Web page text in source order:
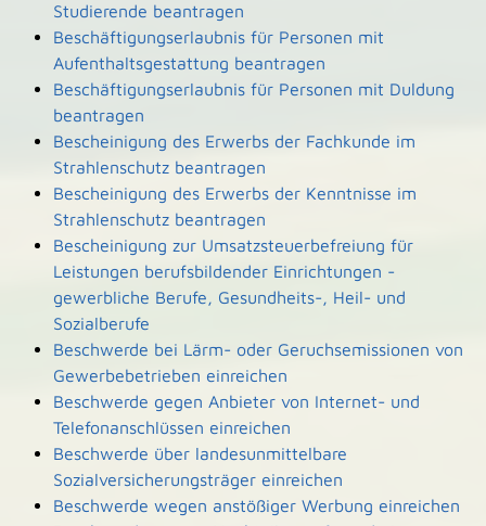
Studierende beantragen
Beschäftigungserlaubnis für Personen mit
Aufenthaltsgestattung beantragen
Beschäftigungserlaubnis für Personen mit Duldung
beantragen
Bescheinigung des Erwerbs der Fachkunde im
Strahlenschutz beantragen
Bescheinigung des Erwerbs der Kenntnisse im
Strahlenschutz beantragen
Bescheinigung zur Umsatzsteuerbefreiung für
Leistungen berufsbildender Einrichtungen -
gewerbliche Berufe, Gesundheits-, Heil- und
Sozialberufe
Beschwerde bei Lärm- oder Geruchsemissionen von
Gewerbebetrieben einreichen
Beschwerde gegen Anbieter von Internet- und
Telefonanschlüssen einreichen
Beschwerde über landesunmittelbare
Sozialversicherungsträger einreichen
Beschwerde wegen anstößiger Werbung einreichen